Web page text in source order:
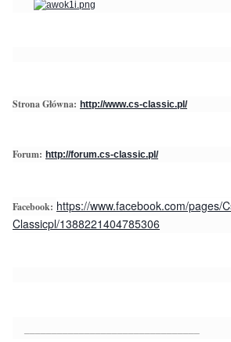
Strona Główna: http://www.cs-classic.pl/
Forum: http://forum.cs-classic.pl/
Facebook: https://www.facebook.com/pages/
Classicpl/1388221404785306